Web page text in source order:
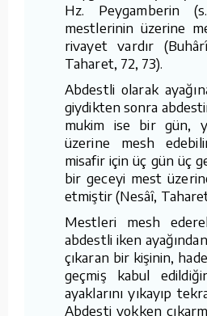
Hz. Peygamberin
mestlerinin üzerine
rivayet vardır
Taharet, 72, 73).
Abdestli olarak
giydikten sonra
mukim ise bir gün,
üzerine mesh
misafir için üç gün üç
bir geceyi mest
etmiştir (Nesâî,
Mestleri mesh
abdestli iken
çıkaran bir kişinin,
geçmiş kabul
ayaklarını yıkayıp
Abdesti yokken